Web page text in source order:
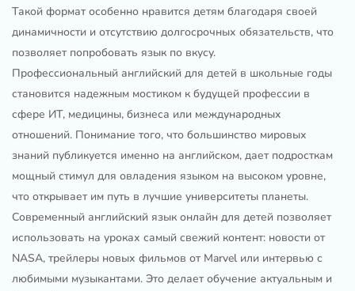
Такой формат особенно нравится детям благодаря своей
динамичности и отсутствию долгосрочных обязательств, что
позволяет попробовать язык по вкусу.
Профессиональный английский для детей в школьные годы
становится надежным мостиком к будущей профессии в
сфере ИТ, медицины, бизнеса или международных
отношений. Понимание того, что большинство мировых
знаний публикуется именно на английском, дает подросткам
мощный стимул для овладения языком на высоком уровне,
что открывает им путь в лучшие университеты планеты.
Современный английский язык онлайн для детей позволяет
использовать на уроках самый свежий контент: новости от
NASA, трейлеры новых фильмов от Marvel или интервью с
любимыми музыкантами. Это делает обучение актуальным и